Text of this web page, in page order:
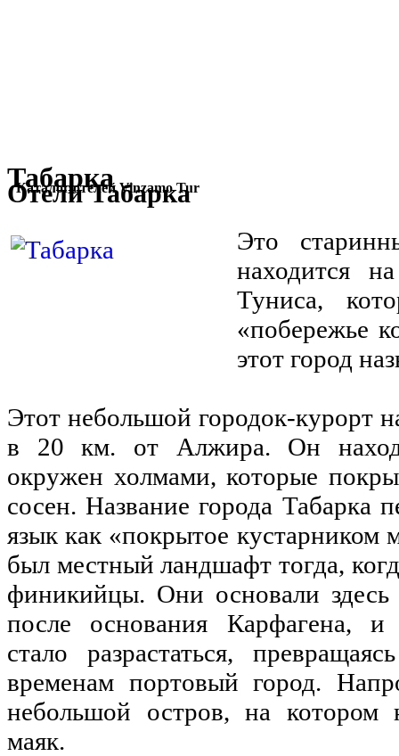
Табарка
Каталог отелей Vinzamo Tur
Отели Табарка
Это
находится
Туниса,
«побережье
этот город
Этот небольшой городок-курорт
в 20 км. от Алжира. Он
окружен холмами, которые
сосен. Название города Табарка
язык как «покрытое кустарником
был местный ландшафт тогда,
финикийцы. Они основали здесь
после основания Карфагена, и
стало разрастаться,
временам портовый город.
небольшой остров, на котором
маяк.